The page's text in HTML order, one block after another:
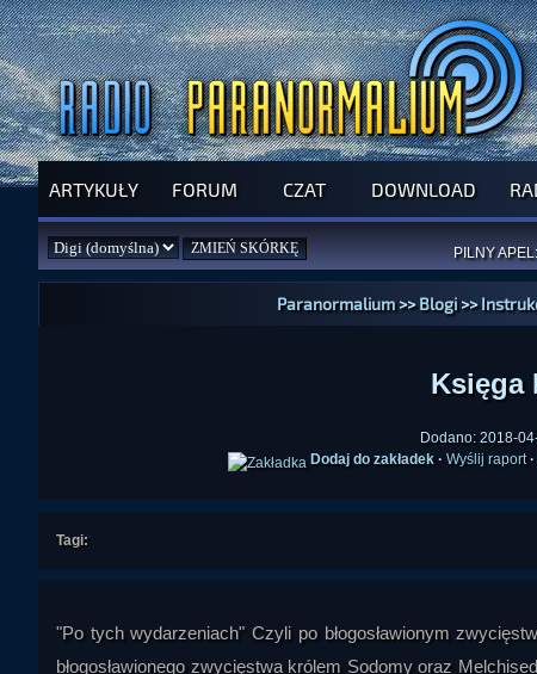
ARTYKUŁY FORUM CZAT DOWNLOAD
SPRAWDŹ
PILNY
ZAŁOŻ
Paranormalium>>Blogi>>
Księga
Dodano: 2018-
Dodaj do zakładek · Wyślij raport ·
Tagi:
"Po tych wydarzeniach" Czyli po błogosławionym
błogosławionego zwycięstwa królem Sodomy oraz